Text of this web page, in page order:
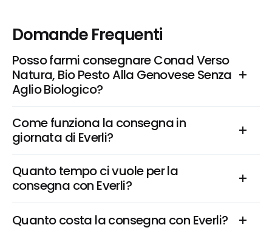
Domande Frequenti
Posso farmi consegnare Conad Verso
Natura, Bio Pesto Alla Genovese Senza
Aglio Biologico?
Come funziona la consegna in
giornata di Everli?
Quanto tempo ci vuole per la
consegna con Everli?
Quanto costa la consegna con Everli?